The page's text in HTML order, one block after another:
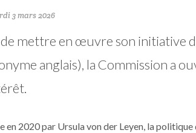
3 mars 2026
mettre en œuvre son initiative
anglais), la Commission a
en 2020 par Ursula von der Leyen, la